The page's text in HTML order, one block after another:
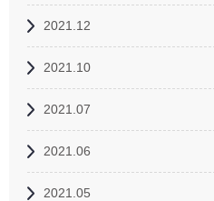
2021.12
2021.10
2021.07
2021.06
2021.05